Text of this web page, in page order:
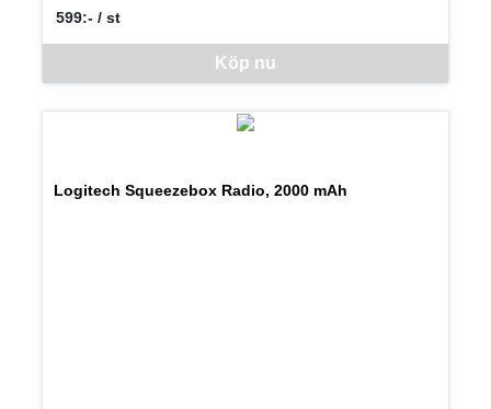
Denna vara går inte att beställa via webben just nu, vänligen
Köp nu
599:- / st
SEK per ST
Logitech Squeezebox Radio, 2000 mAh